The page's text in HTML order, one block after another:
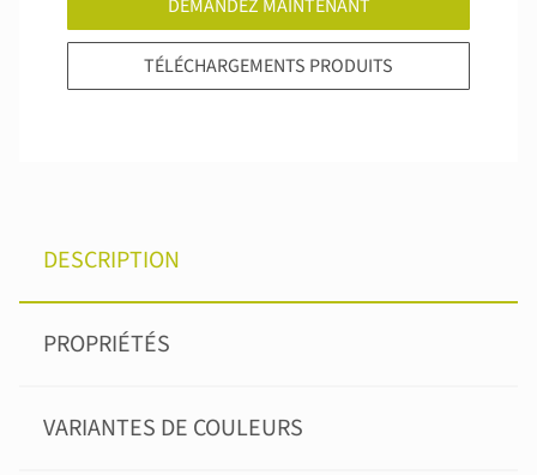
DEMANDEZ MAINTENANT
TÉLÉCHARGEMENTS PRODUITS
DESCRIPTION
PROPRIÉTÉS
VARIANTES DE COULEURS